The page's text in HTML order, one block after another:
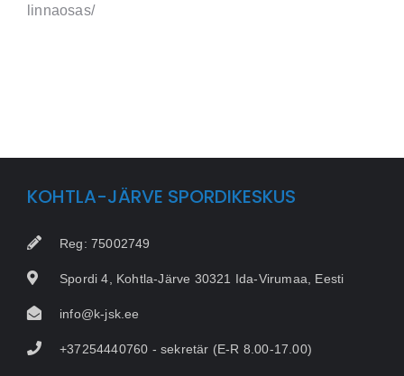
linnaosas/
KOHTLA-JÄRVE SPORDIKESKUS
Reg: 75002749
Spordi 4, Kohtla-Järve 30321 Ida-Virumaa, Eesti
info@k-jsk.ee
+37254440760 - sekretär (E-R 8.00-17.00)